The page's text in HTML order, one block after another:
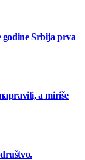
godine Srbija prva
a miriše